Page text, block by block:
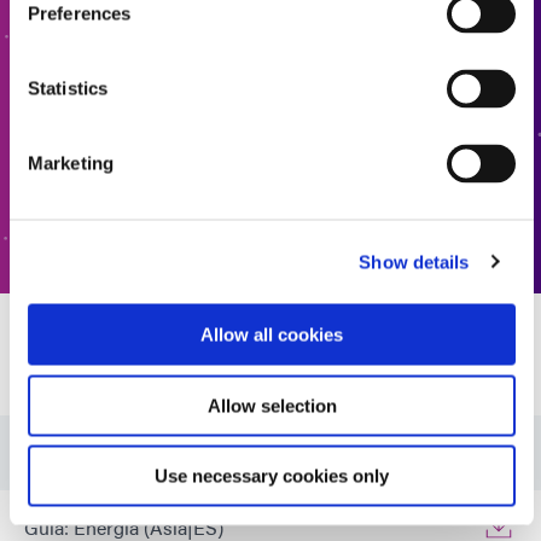
Preferences
Statistics
Marketing
Show details
Allow all cookies
Allow selection
Use necessary cookies only
interesado en obtener más información o tiene
Recursos
Guía: Energía (ES)
Guía: Energía (Asia|ES)